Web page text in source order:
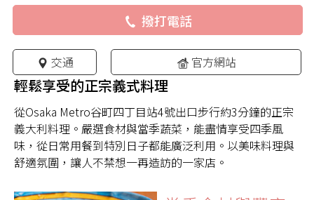
撥打電話
交通 官方網站
輕鬆享受的正宗義式料理
從Osaka Metro谷町四丁目站4號出口步行約3分鐘的正宗
義大利料理。嚴選食材與當季蔬菜，能盡情享受四季風
味，從日常用餐到特別日子都能廣泛利用。以美味料理與
舒適氛圍，讓人不禁想一再造訪的一家店。